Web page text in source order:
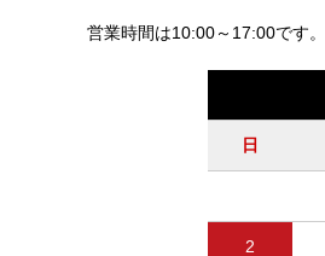
営業時間は10:00～17:00です。
日
2